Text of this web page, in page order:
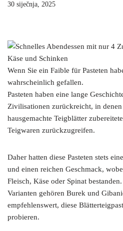
30 siječnja, 2025
Wenn Sie ein Faible für Pasteten
wahrscheinlich gefallen.
Pasteten haben eine lange
Zivilisationen zurückreicht, in
hausgemachte Teigblätter
Teigwaren zurückzugreifen.
Daher hatten diese Pasteten stets
und einen reichen Geschmack,
Fleisch, Käse oder Spinat
Varianten gehören Burek und
empfehlenswert, diese
probieren.